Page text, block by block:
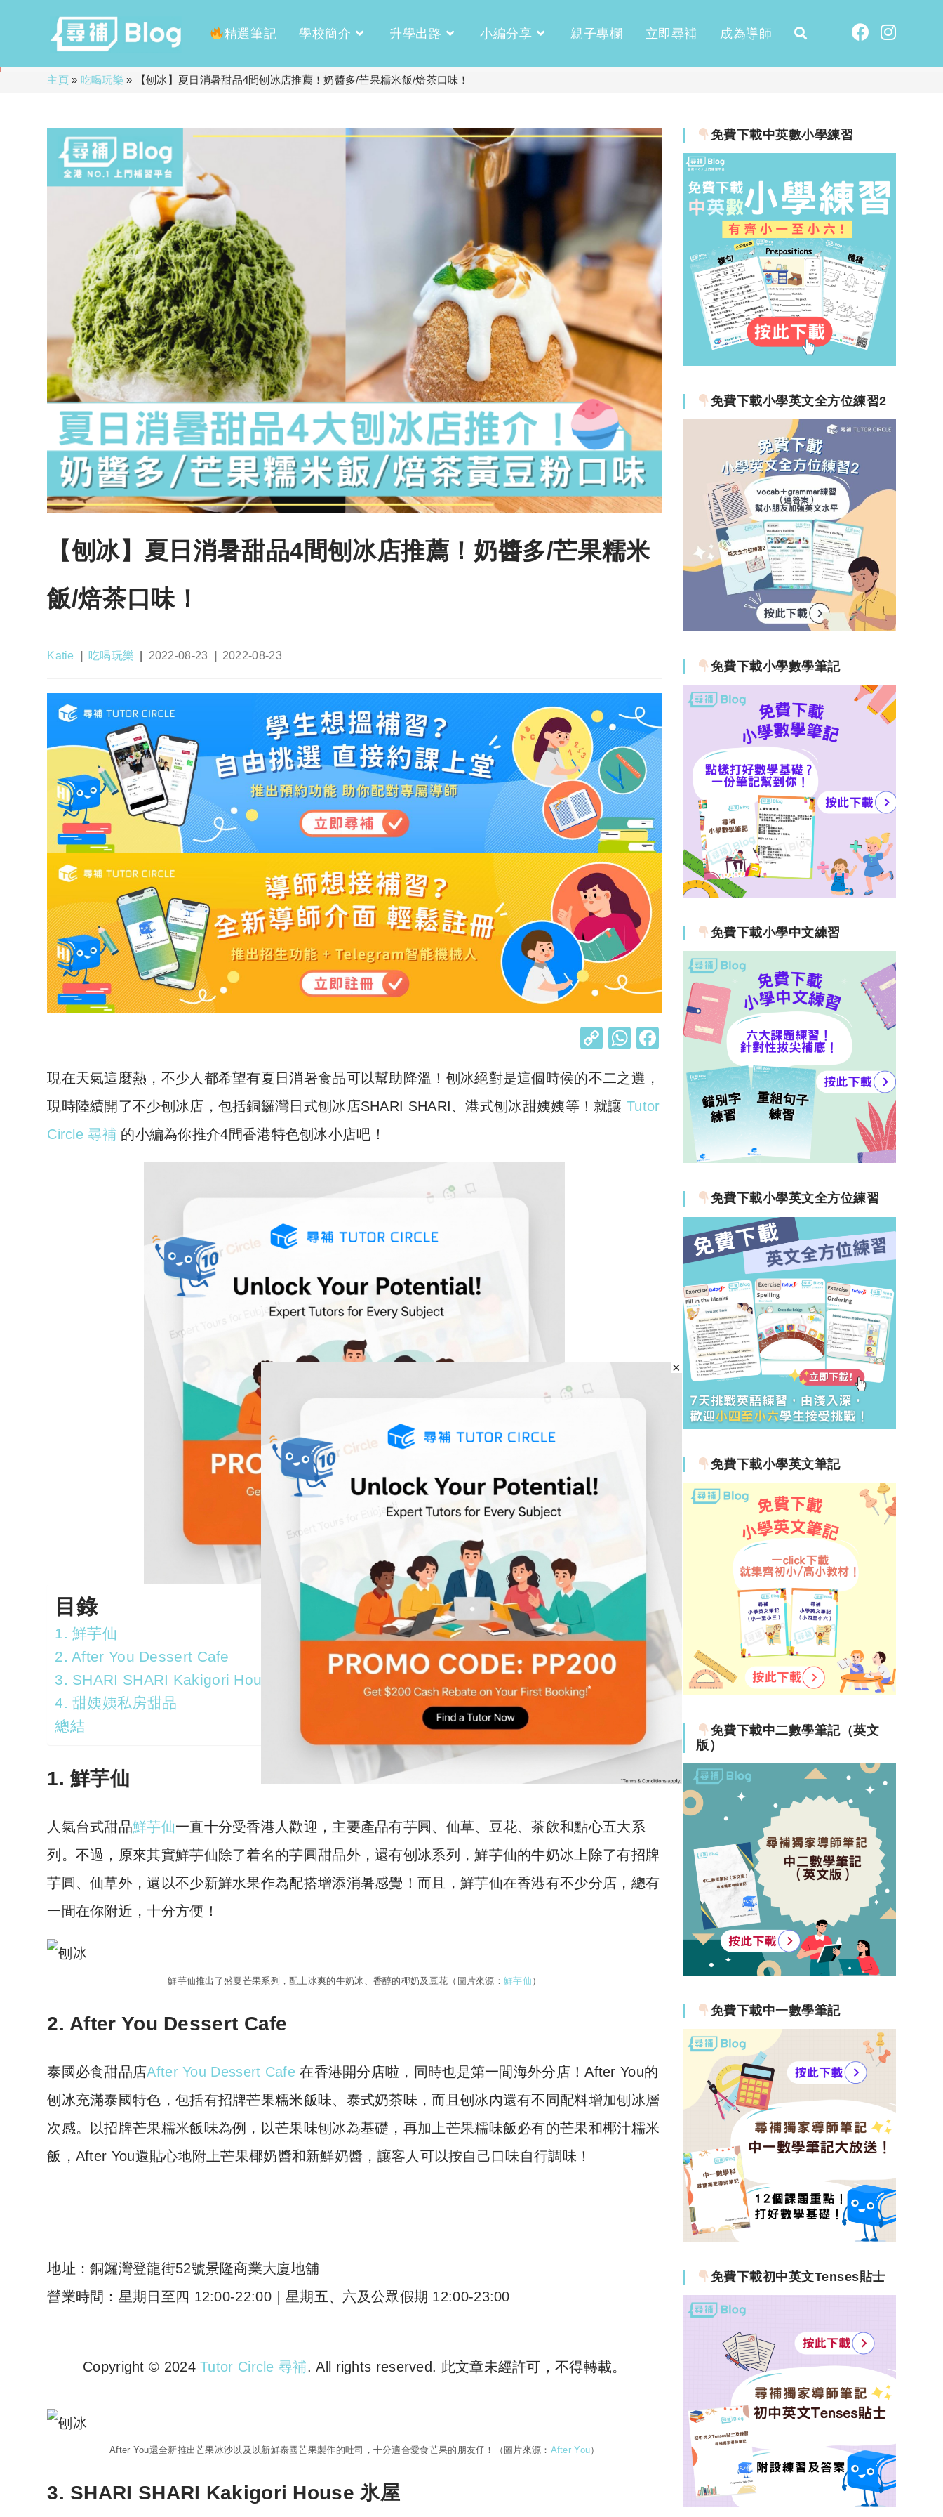
精選筆記 學校簡介 升學出路 小編分享 親子專欄 立即尋補 成為導師
主頁» 吃喝玩樂 » 【刨冰】夏日消暑甜品4間刨冰店推薦！奶醬多/芒果糯米飯/焙茶口味！
【刨冰】夏日消暑甜品4間刨冰店推薦！奶醬多/芒果糯米
飯/焙茶口味！
Post
Katie
Post
吃喝玩樂
Post
2022-08-23
Post
2022-08-23
C
p
y
W
at
s
現在天氣這麼熱，不少人都希望有夏日消暑食品可以幫助降溫！刨冰絕對是這個時侯的不二之選，
現時陸續開了不少刨冰店，包括銅鑼灣日式刨冰店SHARI SHARI、港式刨冰甜姨姨等！就讓Tutor
Circle 尋補 的小編為你推介4間香港特色刨冰小店吧！
目錄
1. 鮮芋仙
2. After You Dessert Cafe
3. SHARI SHARI Kakigori House 氷屋
4. 甜姨姨私房甜品
總結
1. 鮮芋仙
人氣台式甜品鮮芋仙一直十分受香港人歡迎，主要產品有芋圓、仙草、豆花、茶飲和點心五大系
列。不過，原來其實鮮芋仙除了着名的芋圓甜品外，還有刨冰系列，鮮芋仙的牛奶冰上除了有招牌
芋圓、仙草外，還以不少新鮮水果作為配搭增添消暑感覺！而且，鮮芋仙在香港有不少分店，總有
一間在你附近，十分方便！
鮮芋仙推出了盛夏芒果系列，配上冰爽的牛奶冰、香醇的椰奶及豆花（圖片來源：鮮芋仙 ）
2. After You Dessert Cafe
泰國必食甜品店After You Dessert Cafe在香港開分店啦，同時也是第一間海外分店！After You的
刨冰充滿泰國特色，包括有招牌芒果糯米飯味、泰式奶茶味，而且刨冰內還有不同配料增加刨冰層
次感。以招牌芒果糯米飯味為例，以芒果味刨冰為基礎，再加上芒果糯味飯必有的芒果和椰汁糯米
飯，After You還貼心地附上芒果椰奶醬和新鮮奶醬，讓客人可以按自己口味自行調味！
地址：銅鑼灣登龍街52號景隆商業大廈地舖
營業時間：星期日至四 12:00-22:00｜星期五、六及公眾假期 12:00-23:00
Copyright © 2024Tutor Circle 尋補. All rights reserved. 此文章未經許可，不得轉載。
After You還全新推出芒果冰沙以及以新鮮泰國芒果製作的吐司，十分適合愛食芒果的朋友仔！（圖片來源： After You）
3. SHARI SHARI Kakigori House 氷屋
免費下載中英數小學練習
免費下載小學英文全方位練習2
免費下載小學數學筆記
免費下載小學中文練習
免費下載小學英文全方位練習
免費下載小學英文筆記
免費下載中二數學筆記（英文
版）
免費下載中一數學筆記
免費下載初中英文Tenses貼士